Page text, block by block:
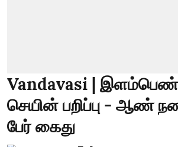
Vandavasi |
செயின் பறிப்பு - ஆண்
பேர் கைது